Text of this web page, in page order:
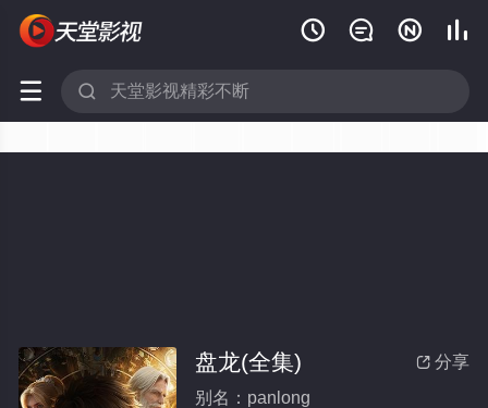
   
 
 分享
盘龙(全集)
别名：panlong